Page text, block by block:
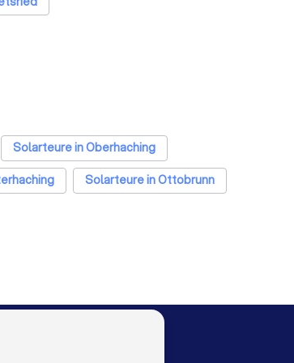
Solarteure in Oberhaching
Solarteure in Ottobrunn